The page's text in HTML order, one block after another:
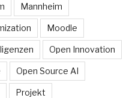
Mannheim
Moodle
Open Innovation
Open Source AI
Projekt